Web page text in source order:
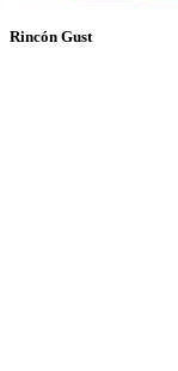
Rincón Gust